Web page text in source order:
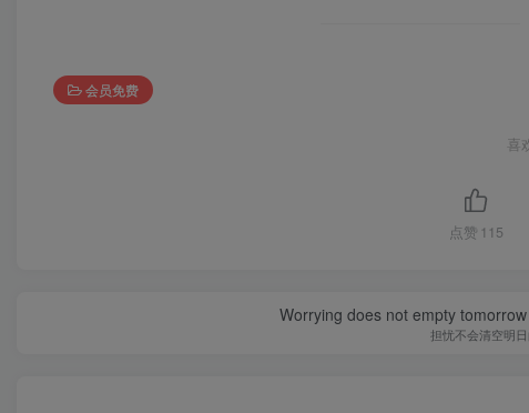
会员免费
喜
点赞 115
Worrying does not empty
担忧不会清空明